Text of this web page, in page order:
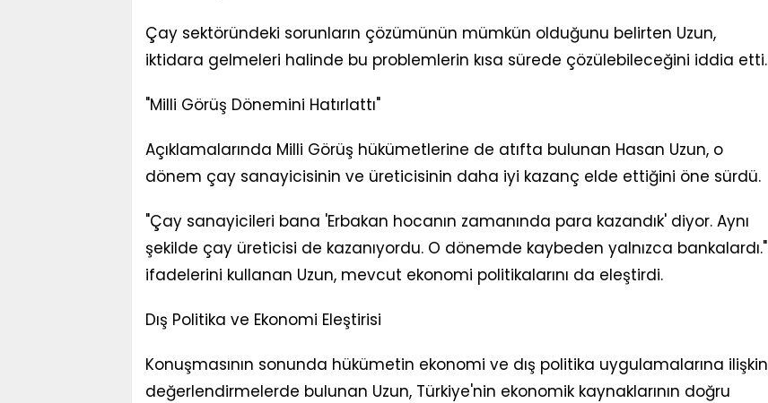
Çay sektöründeki sorunların çözümünün mümkün olduğunu belirten Uzun,
iktidara gelmeleri halinde bu problemlerin kısa sürede çözülebileceğini iddia etti.
"Milli Görüş Dönemini Hatırlattı"
Açıklamalarında Milli Görüş hükümetlerine de atıfta bulunan Hasan Uzun, o
dönem çay sanayicisinin ve üreticisinin daha iyi kazanç elde ettiğini öne sürdü.
"Çay sanayicileri bana 'Erbakan hocanın zamanında para kazandık' diyor. Aynı
şekilde çay üreticisi de kazanıyordu. O dönemde kaybeden yalnızca bankalardı."
ifadelerini kullanan Uzun, mevcut ekonomi politikalarını da eleştirdi.
Dış Politika ve Ekonomi Eleştirisi
Konuşmasının sonunda hükümetin ekonomi ve dış politika uygulamalarına ilişkin
değerlendirmelerde bulunan Uzun, Türkiye'nin ekonomik kaynaklarının doğru